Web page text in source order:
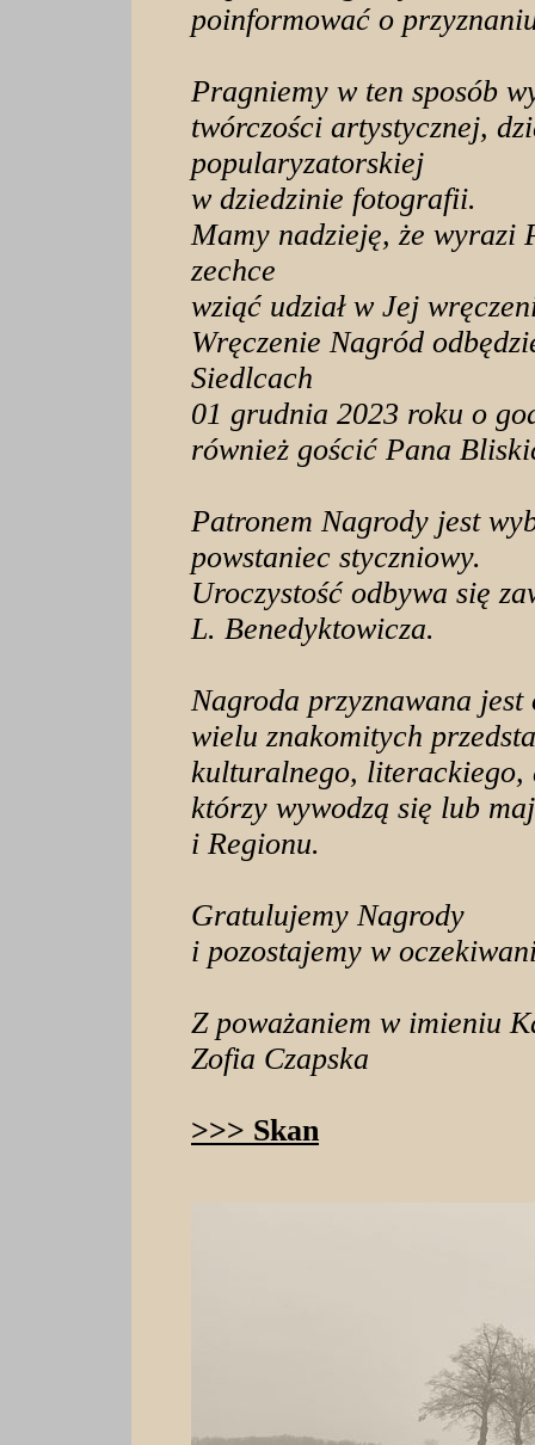
poinformować o
Pragniemy w ten sposób
twórczości artystycznej,
popularyzatorskiej
w dziedzinie fotografii.
Mamy nadzieję, że wyrazi
zechce
wziąć udział w Jej
Wręczenie Nagród
Siedlcach
01 grudnia 2023 roku o
również gościć Pana
Patronem Nagrody jest
powstaniec styczniowy.
Uroczystość odbywa się
L. Benedyktowicza.
Nagroda przyznawana
wielu znakomitych
kulturalnego, literackiego,
którzy wywodzą się lub
i Regionu.
Gratulujemy Nagrody
i pozostajemy w
Z poważaniem w imieniu
Zofia Czapska
>>> Skan